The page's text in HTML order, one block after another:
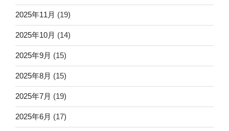
2025年11月 (19)
2025年10月 (14)
2025年9月 (15)
2025年8月 (15)
2025年7月 (19)
2025年6月 (17)